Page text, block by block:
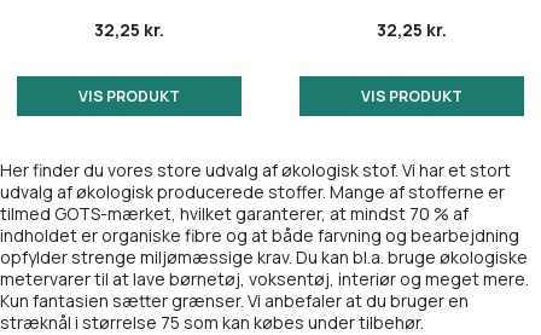
32,25 kr.
VIS PRODUKT
32,25 kr.
VIS PRODUKT
Her finder du vores store udvalg af økologisk stof. Vi har et stort
udvalg af økologisk producerede stoffer. Mange af stofferne er
tilmed GOTS-mærket, hvilket garanterer, at mindst 70 % af
indholdet er organiske fibre og at både farvning og bearbejdning
opfylder strenge miljømæssige krav. Du kan bl.a. bruge økologiske
metervarer til at lave børnetøj, voksentøj, interiør og meget mere.
Kun fantasien sætter grænser. Vi anbefaler at du bruger en
stræknål i størrelse 75 som kan købes under tilbehør.